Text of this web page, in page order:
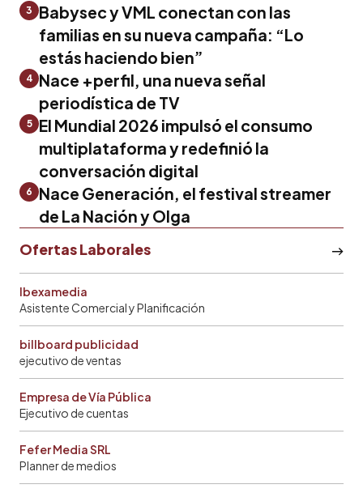
3
Babysec y VML conectan con las
familias en su nueva campaña: “Lo
estás haciendo bien”
4 Nace +perfil, una nueva señal
periodística de TV
5
El Mundial 2026 impulsó el consumo
multiplataforma y redefinió la
conversación digital
6
Nace Generación, el festival streamer
de La Nación y Olga
Ofertas Laborales
Ibexamedia
Asistente Comercial y Planificación
billboard publicidad
ejecutivo de ventas
Empresa de Vía Pública
Ejecutivo de cuentas
Fefer Media SRL
Planner de medios